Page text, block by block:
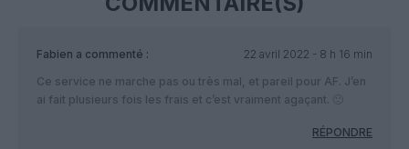
Fabien a commenté :
22 avril 2022 - 8 h 16 min
Ce service ne marche pas ou très mal, et pareil pour AF. J’en
ai fait plusieurs fois les frais et c’est vraiment agaçant. 🙁
RÉPONDRE